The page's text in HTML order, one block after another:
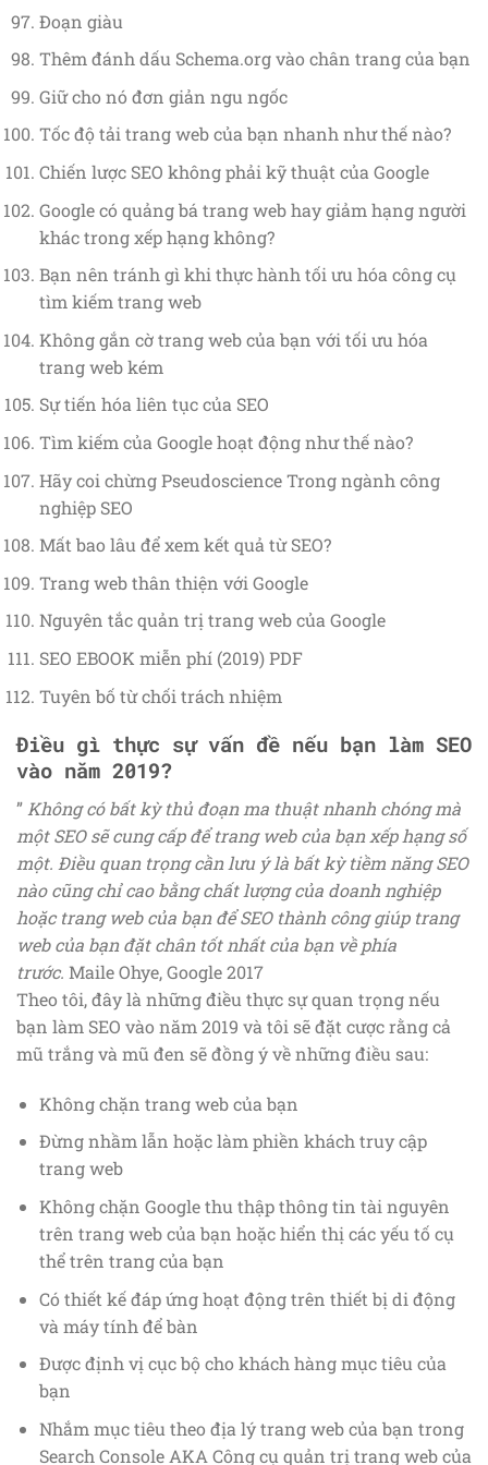
Đoạn giàu
Thêm đánh dấu Schema.org vào chân trang của bạn
Giữ cho nó đơn giản ngu ngốc
Tốc độ tải trang web của bạn nhanh như thế nào?
Chiến lược SEO không phải kỹ thuật của Google
Google có quảng bá trang web hay giảm hạng người
khác trong xếp hạng không?
Bạn nên tránh gì khi thực hành tối ưu hóa công cụ
tìm kiếm trang web
Không gắn cờ trang web của bạn với tối ưu hóa
trang web kém
Sự tiến hóa liên tục của SEO
Tìm kiếm của Google hoạt động như thế nào?
Hãy coi chừng Pseudoscience Trong ngành công
nghiệp SEO
Mất bao lâu để xem kết quả từ SEO?
Trang web thân thiện với Google
Nguyên tắc quản trị trang web của Google
SEO EBOOK miễn phí (2019) PDF
Tuyên bố từ chối trách nhiệm
Điều gì thực sự vấn đề nếu bạn làm SEO
vào năm 2019?
” Không có bất kỳ thủ đoạn ma thuật nhanh chóngmà
một SEO sẽ cung cấp đểtrang webcủa bạnxếp hạng số
một. Điều quan trọng cần lưu ý là bất kỳ tiềm năng SEO
nào cũng chỉcao bằng chất lượng của doanh nghiệp
hoặc trang webcủa bạnđể SEO thành công giúp trang
web của bạn đặt chân tốt nhất của bạn về phía
trước. Maile Ohye, Google 2017
Theo tôi, đây là những điều thực sự quan trọng nếu
bạn làm SEO vào năm 2019 và tôi sẽ đặt cược rằng cả
mũ trắng và mũ đen sẽ đồng ý về những điều sau:
Không chặn trang web của bạn
Đừng nhầm lẫn hoặc làm phiền khách truy cập
trang web
Không chặn Google thu thập thông tin tài nguyên
trên trang web của bạn hoặc hiển thị các yếu tố cụ
thể trên trang của bạn
Có thiết kế đáp ứng hoạt động trên thiết bị di động
và máy tính để bàn
Được định vị cục bộ cho khách hàng mục tiêu của
bạn
Nhắm mục tiêu theo địa lý trang web của bạn trong
Search Console AKA Công cụ quản trị trang web của